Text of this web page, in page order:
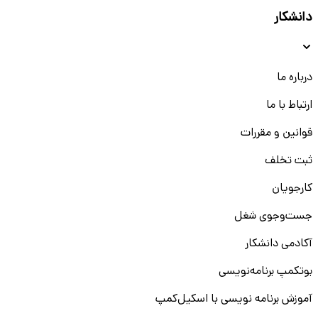
به تجربه قبلی نیاز ندارند. موقعیت‌های شغلی در مناطق مختلف
کرج از جمله مهرویلا، دولت‌آباد و جهانشهر در دسترس هستند و
مزایایی مانند بیمه و حقوق توافقی دارند.
متخصص با تجربه کاری در حوزه‌های مختلف هستند.
موقعیت‌هایی مانند مهندس مکانیک، حسابدار ارشد، کارشناس
فروش و مدیر پروژه از جمله مشاغلی هستند که نیاز به تجربه و
تخصص دارند. این فرصت‌ها در صنایع مختلف از جمله داروسازی،
را بررسی کنید و سپس رزومه خود را برای آگهی استخدام کرج
بفرستید.
دانشکار
درباره ما
ارتباط با ما
قوانین و مقررات
ثبت تخلف
کارجویان
جست‌و‌جوی شغل
آکادمی دانشکار
بوتکمپ برنامه‌نویسی
آموزش برنامه نویسی با اسکیل‌کمپ